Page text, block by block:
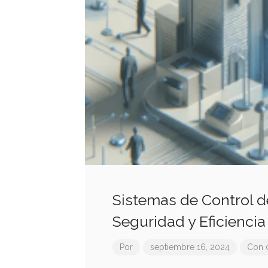
Sistemas de Control
Seguridad y Eficiencia
Por septiembre 16, 2024 Con